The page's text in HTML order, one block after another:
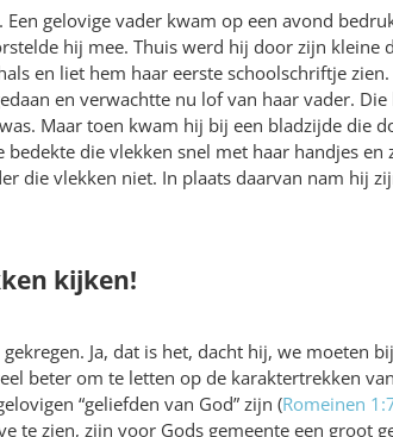
gelovige vader kwam op een avond
hij mee. Thuis werd hij door zijn kleine
en liet hem haar eerste schoolschriftje
en verwachtte nu lof van haar vader.
Maar toen kwam hij bij een bladzijde die
die vlekken snel met haar handjes en
die vlekken niet. In plaats daarvan nam hij
kijken!
Ja, dat is het, dacht hij, we moeten
beter om te letten op de karaktertrekken
“geliefden van God” zijn (Romeinen
te zien, zijn voor Gods gemeente een groot